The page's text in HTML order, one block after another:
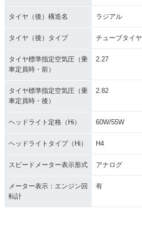
タイヤ（後）構造名 ラジアル
タイヤ（後）タイプ チューブタイヤ
タイヤ標準指定空気圧（乗
車定員時・前）
2.27
タイヤ標準指定空気圧（乗
車定員時・後）
2.82
ヘッドライト定格（Hi） 60W/55W
ヘッドライトタイプ（Hi） H4
スピードメーター表示形式 アナログ
メーター表示：エンジン回
転計
有